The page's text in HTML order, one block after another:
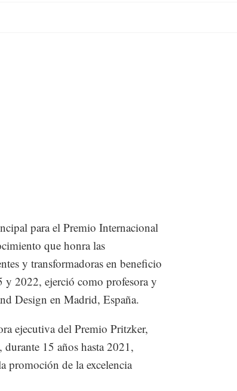
para el Premio Internacional
que honra las
y transformadoras en beneficio
y 2022, ejerció como profesora y
Design en Madrid, España.
ejecutiva del Premio Pritzker,
15 años hasta 2021,
promoción de la excelencia